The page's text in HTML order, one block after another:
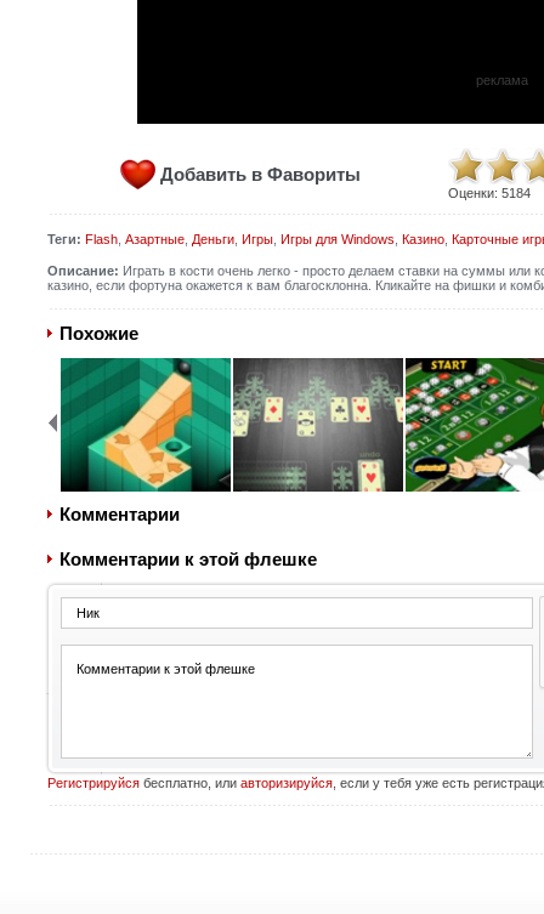
реклама
Добавить в Фавориты
Оценки: 5184
Теги: Flash, Азартные, Деньги, Игры, Игры для Windows Казино, Карточные
Описание: Играть в кости очень легко - просто делаем ставки на суммы или
казино, если фортуна окажется к вам благосклонна. Кликайте на фишки и
Похожие
Комментарии
Комментарии к этой флешке
Регистрируйсябесплатно, или авторизируйся, если у тебя уже есть